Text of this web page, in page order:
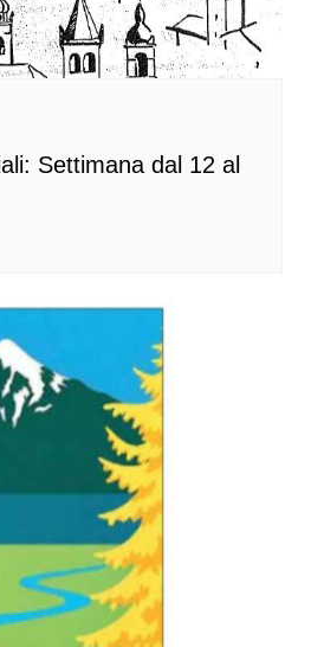
Settimana dal 12 al